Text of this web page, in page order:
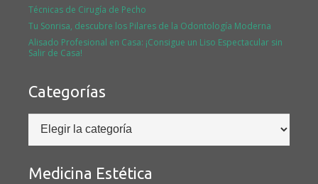
Técnicas de Cirugía de Pecho
Tu Sonrisa, descubre los Pilares de la Odontología Moderna
Alisado Profesional en Casa: ¡Consigue un Liso Espectacular sin
Salir de Casa!
Categorías
Categorías
Medicina Estética